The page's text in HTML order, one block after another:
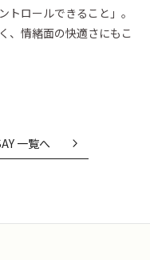
トロールできること」。
、情緒面の快適さにもこ
一覧へ